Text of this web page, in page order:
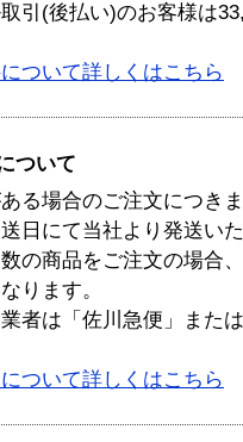
引(後払い)のお客様は
ついて詳しくはこちら
ついて
る場合のご注文につき
日にて当社より発送い
の商品をご注文の場合
ります。
者は「佐川急便」また
ついて詳しくはこちら